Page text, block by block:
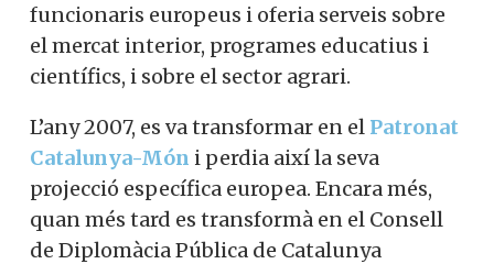
funcionaris europeus i oferia serveis sobre
el mercat interior, programes educatius i
científics, i sobre el sector agrari.
L’any 2007, es va transformar en el Patronat
Catalunya-Món i perdia així la seva
projecció específica europea. Encara més,
quan més tard es transformà en el Consell
de Diplomàcia Pública de Catalunya